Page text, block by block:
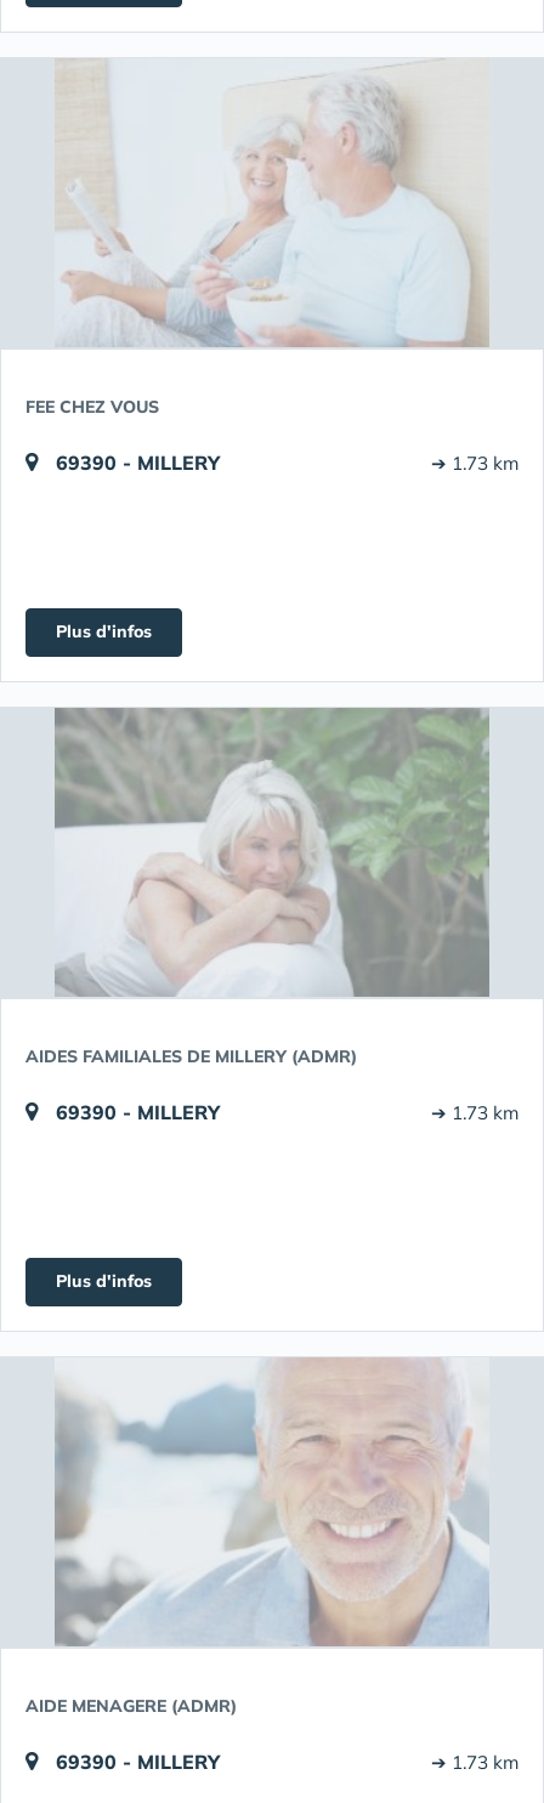
FEE CHEZ VOUS
69390 - MILLERY ➔ 1.73 km
Plus d'infos
AIDES FAMILIALES DE MILLERY (ADMR)
69390 - MILLERY ➔ 1.73 km
Plus d'infos
AIDE MENAGERE (ADMR)
69390 - MILLERY ➔ 1.73 km